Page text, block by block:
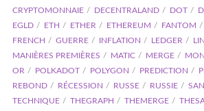
CRYPTOMONNAIE
DECENTRALAND DOT
EGLD
ETH ETHER ETHEREUM FANTOM
FRENCH
GUERRE INFLATION LEDGER
MANIÈRES PREMIÈRES
MATIC MERGE
OR
POLKADOT POLYGON PREDICTION
REBOND
RÉCESSION RUSSE RUSSIE
TECHNIQUE
THEGRAPH THEMERGE